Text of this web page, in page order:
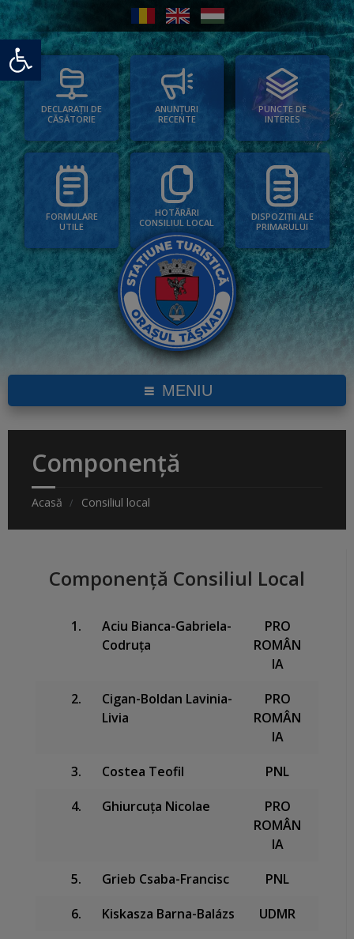
Deschide bara de unelte
DECLARAȚII DE
CĂSĂTORIE
ANUNȚURI
RECENTE
PUNCTE DE
INTERES
FORMULARE
UTILE
HOTĂRÂRI
CONSILIUL LOCAL
DISPOZIȚII ALE
PRIMARULUI
MENIU
Componență
Acasă Consiliul local
Componență Consiliul Local
1.
Aciu Bianca-Gabriela-
Codruţa
PRO
ROMÂN
IA
2.
Cigan-Boldan Lavinia-
Livia
PRO
ROMÂN
IA
3.
Costea Teofil
PNL
4.
Ghiurcuța Nicolae
PRO
ROMÂN
IA
5.
Grieb Csaba-Francisc
PNL
6.
Kiskasza Barna-Balázs
UDMR